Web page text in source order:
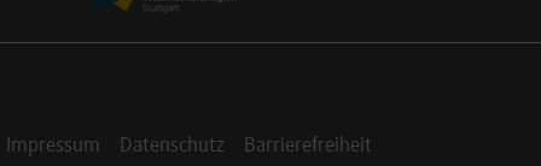
Impressum Datenschutz Barrierefreiheit